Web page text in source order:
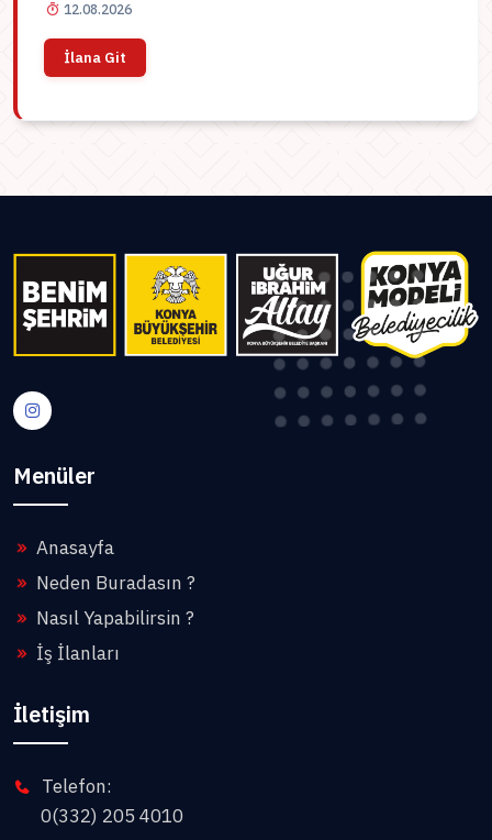
12.08.2026
İlana Git
Menüler
Anasayfa
Neden Buradasın ?
Nasıl Yapabilirsin ?
İş İlanları
İletişim
Telefon:
0(332) 205 4010